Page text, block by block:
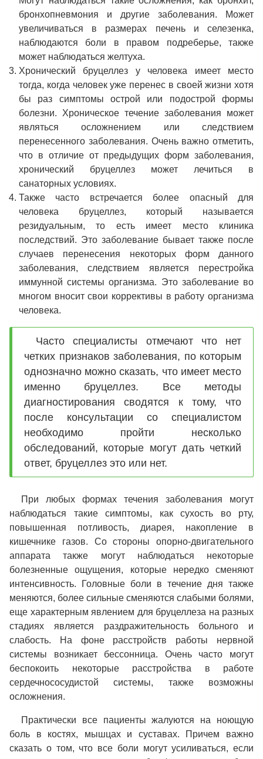
бронхопневмония и другие заболевания. Может
увеличиваться в размерах печень и селезенка,
наблюдаются боли в правом подреберье, также
может наблюдаться желтуха.
Хронический бруцеллез у человека имеет место
тогда, когда человек уже перенес в своей жизни хотя
бы раз симптомы острой или подострой формы
болезни. Хроническое течение заболевания может
являться осложнением или следствием
перенесенного заболевания. Очень важно отметить,
что в отличие от предыдущих форм заболевания,
хронический бруцеллез может лечиться в
санаторных условиях.
Также часто встречается более опасный для
человека бруцеллез, который называется
резидуальным, то есть имеет место клиника
последствий. Это заболевание бывает также после
случаев перенесения некоторых форм данного
заболевания, следствием является перестройка
иммунной системы организма. Это заболевание во
многом вносит свои коррективы в работу организма
человека.
Часто специалисты отмечают что нет
четких признаков заболевания, по которым
однозначно можно сказать, что имеет место
именно бруцеллез. Все методы
диагностирования сводятся к тому, что
после консультации со специалистом
необходимо пройти несколько
обследований, которые могут дать четкий
ответ, бруцеллез это или нет.
При любых формах течения заболевания могут
наблюдаться такие симптомы, как сухость во рту,
повышенная потливость, диарея, накопление в
кишечнике газов. Со стороны опорно-двигательного
аппарата также могут наблюдаться некоторые
болезненные ощущения, которые нередко сменяют
интенсивность. Головные боли в течение дня также
меняются, более сильные сменяются слабыми болями,
еще характерным явлением для бруцеллеза на разных
стадиях является раздражительность больного и
слабость. На фоне расстройств работы нервной
системы возникает бессонница. Очень часто могут
беспокоить некоторые расстройства в работе
сердечнососудистой системы, также возможны
осложнения.
Практически все пациенты жалуются на ноющую
боль в костях, мышцах и суставах. Причем важно
сказать о том, что все боли могут усиливаться, если